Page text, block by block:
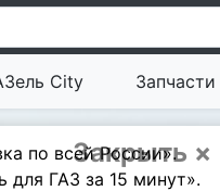
City
Закрыть ×
по всей России».
ГАЗ за 15 минут».